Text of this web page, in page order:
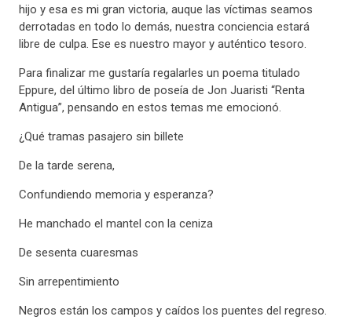
hijo y esa es mi gran victoria, auque las víctimas seamos
derrotadas en todo lo demás, nuestra conciencia estará
libre de culpa. Ese es nuestro mayor y auténtico tesoro.
Para finalizar me gustaría regalarles un poema titulado
Eppure, del último libro de poseía de Jon Juaristi “Renta
Antigua”, pensando en estos temas me emocionó.
¿Qué tramas pasajero sin billete
De la tarde serena,
Confundiendo memoria y esperanza?
He manchado el mantel con la ceniza
De sesenta cuaresmas
Sin arrepentimiento
Negros están los campos y caídos los puentes del regreso.